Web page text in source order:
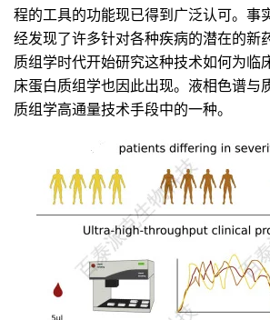
程的工具的功能现已得到广泛认可。事
经发现了许多针对各种疾病的潜在的新
质组学时代开始研究这种技术如何为临
床蛋白质组学也因此出现。液相色谱与
质组学高通量技术手段中的一种。